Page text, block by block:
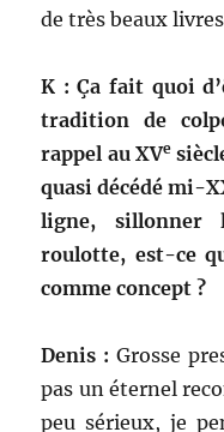
de très beaux
K : Ça fait quoi
tradition de
rappel au XVe
quasi décédé mi-
ligne, sillonner
roulotte, est-ce
comme concept ?
Denis : Grosse
pas un éternel
peu sérieux, je